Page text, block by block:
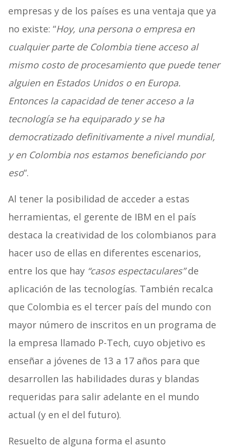
empresas y de los países es una ventaja que ya
no existe: “Hoy, una persona o empresa en
cualquier parte de Colombia tiene acceso al
mismo costo de procesamiento que puede tener
alguien en Estados Unidos o en Europa.
Entonces la capacidad de tener acceso a la
tecnología se ha equiparado y se ha
democratizado definitivamente a nivel mundial,
y en Colombia nos estamos beneficiando por
eso“.
Al tener la posibilidad de acceder a estas
herramientas, el gerente de IBM en el país
destaca la creatividad de los colombianos para
hacer uso de ellas en diferentes escenarios,
entre los que hay “casos espectaculares”de
aplicación de las tecnologías. También recalca
que Colombia es el tercer país del mundo con
mayor número de inscritos en un programa de
la empresa llamado P-Tech, cuyo objetivo es
enseñar a jóvenes de 13 a 17 años para que
desarrollen las habilidades duras y blandas
requeridas para salir adelante en el mundo
actual (y en el del futuro).
Resuelto de alguna forma el asunto